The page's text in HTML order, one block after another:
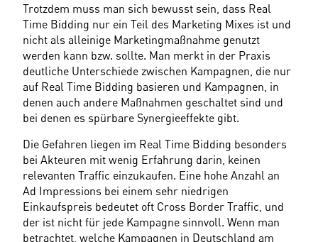
Trotzdem muss man sich bewusst sein, dass Real
Time Bidding nur ein Teil des Marketing Mixes ist und
nicht als alleinige Marketingmaßnahme genutzt
werden kann bzw. sollte. Man merkt in der Praxis
deutliche Unterschiede zwischen Kampagnen, die nur
auf Real Time Bidding basieren und Kampagnen, in
denen auch andere Maßnahmen geschaltet sind und
bei denen es spürbare Synergieeffekte gibt.
Die Gefahren liegen im Real Time Bidding besonders
bei Akteuren mit wenig Erfahrung darin, keinen
relevanten Traffic einzukaufen. Eine hohe Anzahl an
Ad Impressions bei einem sehr niedrigen
Einkaufspreis bedeutet oft Cross Border Traffic, und
der ist nicht für jede Kampagne sinnvoll. Wenn man
betrachtet, welche Kampagnen in Deutschland am